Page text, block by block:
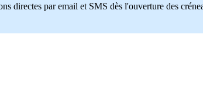
directes par email et SMS dès l'ouverture des